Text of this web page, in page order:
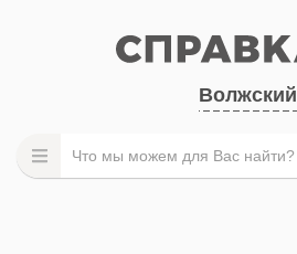
Волжский